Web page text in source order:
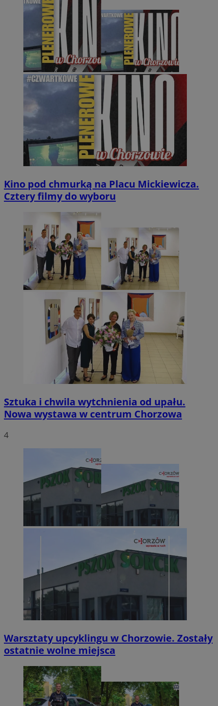
Kino pod chmurką na Placu Mickiewicza.
Cztery filmy do wyboru
Sztuka i chwila wytchnienia od upału.
Nowa wystawa w centrum Chorzowa
4
Warsztaty upcyklingu w Chorzowie. Zostały
ostatnie wolne miejsca